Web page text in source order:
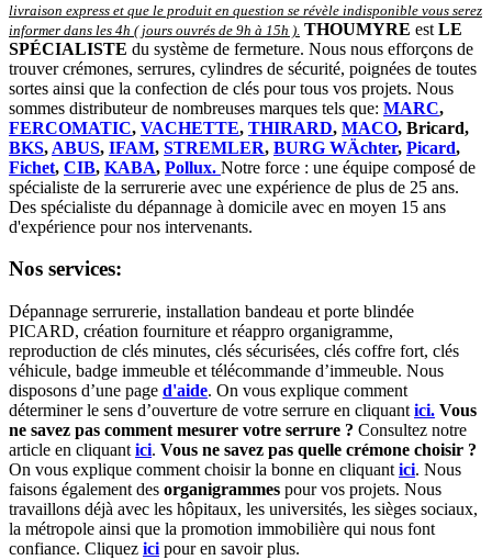
livraison express et que le produit en question se révèle indisponible vous serez
informer dans les 4h ( jours ouvrés de 9h à 15h ) THOUMYRE est LE
SPÉCIALISTE du système de fermeture. Nous nous efforçons de
trouver crémones, serrures, cylindres de sécurité, poignées de toutes
sortes ainsi que la confection de clés pour tous vos projets. Nous
sommes distributeur de nombreuses marques tels que: MARC,
FERCOMATIC, VACHETTE, THIRARD, MACO, Bricard,
BKS, ABUS, IFAM, STREMLER, BURG WÄchter, Picard,
Fichet, CIB, KABA, Pollux. Notre force : une équipe composé de
spécialiste de la serrurerie avec une expérience de plus de 25 ans.
Des spécialiste du dépannage à domicile avec en moyen 15 ans
d'expérience pour nos intervenants.
Nos services:
Dépannage serrurerie, installation bandeau et porte blindée
PICARD, création fourniture et réappro organigramme,
reproduction de clés minutes, clés sécurisées, clés coffre fort, clés
véhicule, badge immeuble et télécommande d’immeuble. Nous
disposons d’une page d'aide. On vous explique comment
déterminer le sens d’ouverture de votre serrure en cliquant ici. Vous
ne savez pas comment mesurer votre serrure ? Consultez notre
article en cliquant ici. Vous ne savez pas quelle crémone choisir ?
On vous explique comment choisir la bonne en cliquant ici. Nous
faisons également des organigrammes pour vos projets. Nous
travaillons déjà avec les hôpitaux, les universités, les sièges sociaux,
la métropole ainsi que la promotion immobilière qui nous font
confiance. Cliquez ici pour en savoir plus.